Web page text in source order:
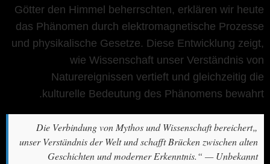
Götter den Himmel beherrschten, erklären wir heute
das Phänomen durch elektromagnetische Prozesse
und physikalische Gesetze. Diese Entwicklung zeigt,
wie Wissenschaft unser Verständnis von
Naturereignissen vertieft und gleichzeitig die
kulturelle Bedeutung des Phänomens bewahrt.
„Die Verbindung von Mythos und Wissenschaft bereichert
unser Verständnis der Welt und schafft Brücken zwischen alten
Geschichten und moderner Erkenntnis.“ — Unbekannt